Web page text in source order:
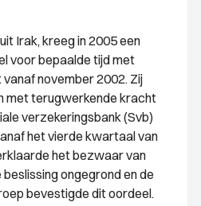
Irak, kreeg in 2005 een
voor bepaalde tijd met
november 2002. Zij
met terugwerkende kracht
verzekeringsbank (Svb)
het vierde kwartaal van
het bezwaar van
ongegrond en de
bevestigde dit oordeel.